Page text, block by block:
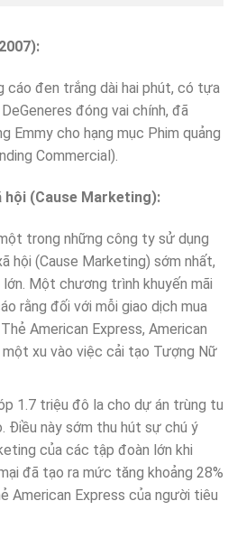
cáo đen trắng dài hai phút, có tựa
đóng vai chính, đã
Emmy cho hạng mục Phim quảng
Commercial).
(Cause Marketing):
trong những công ty sử dụng
hội (Cause Marketing) sớm nhất,
Một chương trình khuyến mãi
rằng đối với mỗi giao dịch mua
American Express, American
xu vào việc cải tạo Tượng Nữ
1.7 triệu đô la cho dự án trùng tu
Điều này sớm thu hút sự chú ý
của các tập đoàn lớn khi
đã tạo ra mức tăng khoảng 28%
American Express của người tiêu